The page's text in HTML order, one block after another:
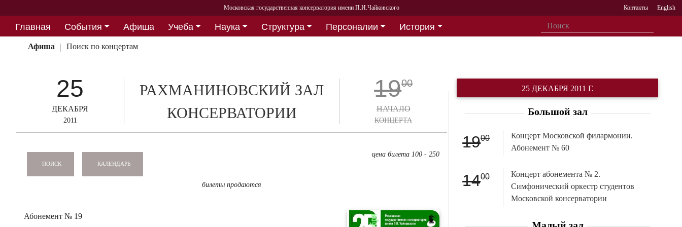
Московская государственная консерватория имени П.И.Чайковского Контакты English
Главная События Афиша Учеба Наука Структура Персоналии
История
Партнерство
Афиша Поиск по концертам
25
ДЕКАБРЯ
2011
РАХМАНИНОВСКИЙ ЗАЛ
КОНСЕРВАТОРИИ
1900
НАЧАЛО
КОНЦЕРТА
ПОИСК КАЛЕНДАРЬ
цена билета 100 - 250
билеты продаются
Абонемент № 19
25 ДЕКАБРЯ 2011 Г.
Большой зал
1900
Концерт Московской филармонии.
Абонемент № 60
1400
Концерт абонемента № 2.
Симфонический оркестр студентов
Московской консерватории